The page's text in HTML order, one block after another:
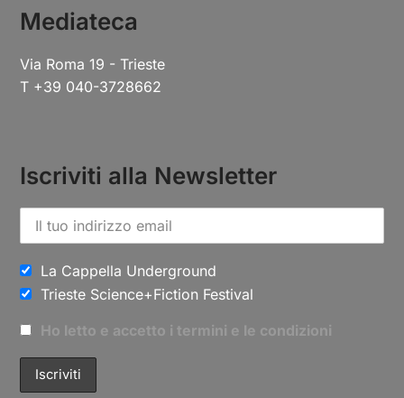
Mediateca
Via Roma 19 - Trieste
T +39 040-3728662
Iscriviti alla Newsletter
La Cappella Underground
Trieste Science+Fiction Festival
Ho letto e accetto i termini e le condizioni